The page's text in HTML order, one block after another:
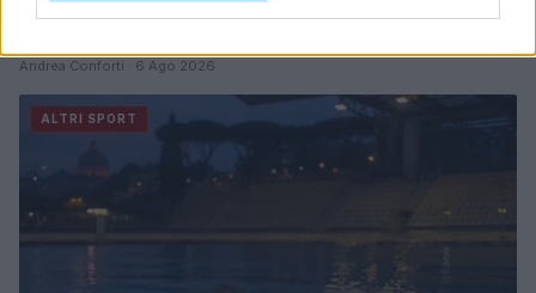
Serie A1 femminile: la Cda Volley Talmassons FVG
Andrea Conforti · 6 Ago 2026
ALTRI SPORT